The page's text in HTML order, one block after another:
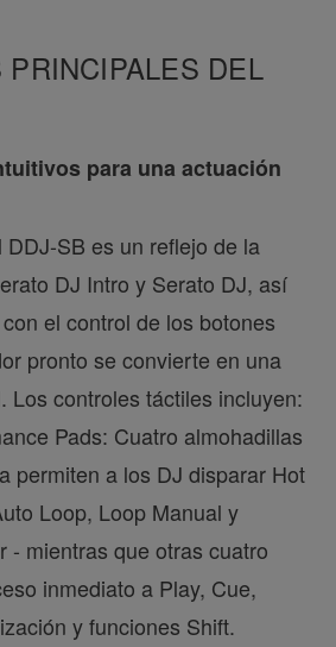
DEL
para una actuación
DDJ-SB es un reflejo de la
DJ Intro y Serato DJ, así
el control de los botones
pronto se convierte en una
Los controles táctiles incluyen:
Pads: Cuatro almohadillas
permiten a los DJ disparar Hot
Loop, Loop Manual y
- mientras que otras cuatro
inmediato a Play, Cue,
y funciones Shift.